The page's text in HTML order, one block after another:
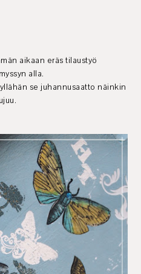
aikaan eräs tilaustyö
alla.
se juhannusaatto näinkin